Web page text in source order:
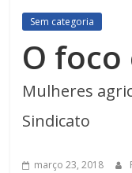
Sem categoria
O
Mulheres
Sindicato
março 23, 2018